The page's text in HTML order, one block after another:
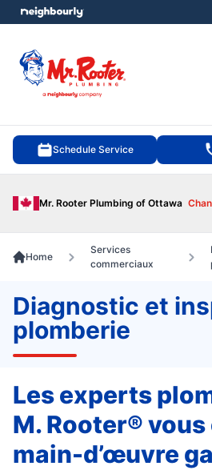
Schedule Service
Mr. Rooter Plumbing of Ottawa
menu
Home
Services
commerciaux
Diagnostic et
plomberie
Les experts
M. Rooter®
main-d’œuvre